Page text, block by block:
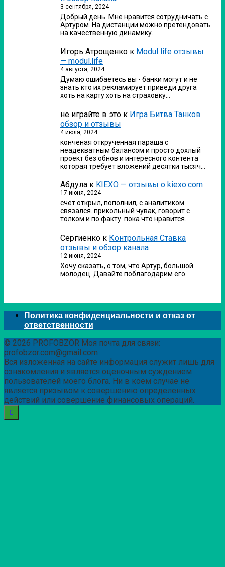
3 сентября, 2024
Добрый день. Мне нравится сотрудничать с
Артуром. На дистанции можно претендовать
на качественную динамику.
Игорь Атрощенко к Modul life отзывы
— modul.life
4 августа, 2024
Думаю ошибаетесь вы - банки могут и не
знать кто их рекламирует приведи друга
хоть на карту хоть на страховку…
не играйте в это к Игра Битва Танков
обзор и отзывы
4 июля, 2024
конченая открученная параша с
неадекватным балансом и просто дохлый
проект без обнов и интересного контента
которая требует вложений десятки тысяч…
Абдула к KIEXO — отзывы о kiexo.com
17 июня, 2024
счёт открыл, пополнил, с аналитиком
связался. прикольный чувак, говорит с
толком и по факту. пока что нравится.
Сергиенко к Контрольная Ставка
отзывы и обзор канала
12 июня, 2024
Хочу сказать, о том, что Артур, большой
молодец. Давайте поблагодарим его.
Политика конфиденциальности и отказ от
ответственности
© 2026 PROFOBZOR Моя почта для связи:
profobzor.com@gmail.com
Вся изложенная на сайте информация служит лишь для
ознакомления и является оценочным суждением
пользователей моего блога. Ни в коем случае не
является призывом к совершению определенных
действий или совершение финансовых операций.